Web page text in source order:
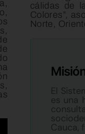
cálidas de
Colores”,
Norte,
El
es una
Cauca,